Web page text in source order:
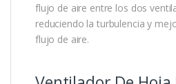
flujo de aire entre los dos
reduciendo la turbulencia y
flujo de aire.